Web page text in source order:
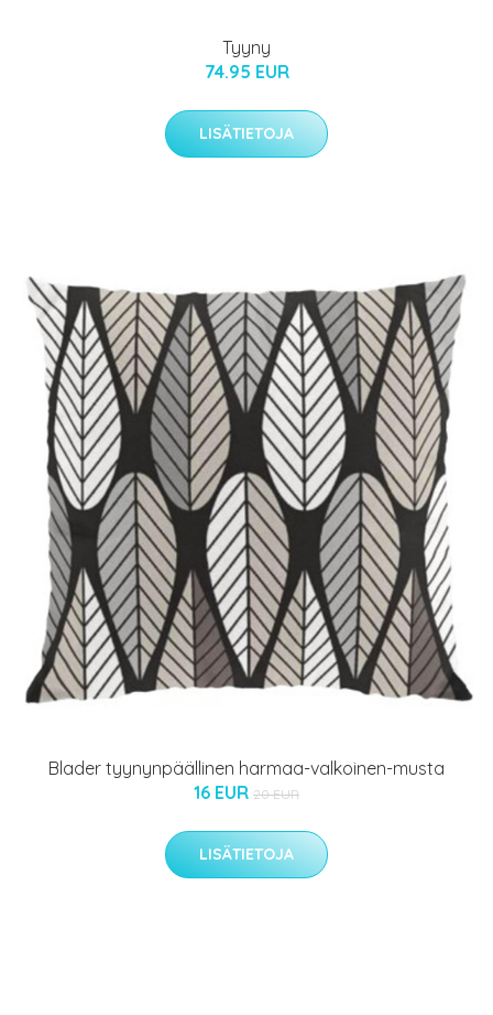
Tyyny
74.95 EUR
LISÄTIETOJA
Blader tyynynpäällinen harmaa-valkoinen-musta
16 EUR 20 EUR
LISÄTIETOJA